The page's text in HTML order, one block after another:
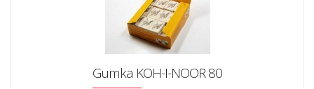
Gumka KOH-I-NOOR 80